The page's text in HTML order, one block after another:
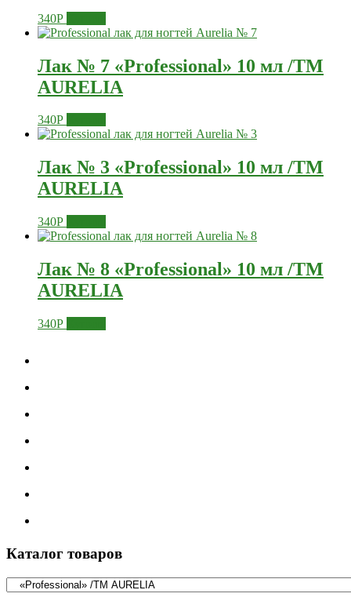
340Р
Лак № 7 «Professional» 10 мл /ТМ
AURELIA
340Р
Лак № 3 «Professional» 10 мл /ТМ
AURELIA
340Р
Лак № 8 «Professional» 10 мл /ТМ
AURELIA
340Р
Каталог товаров